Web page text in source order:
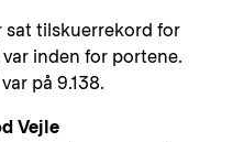
sat tilskuerrekord for
var inden for portene.
på 9.138.
Vejle